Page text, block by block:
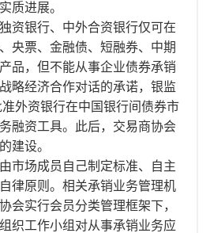
质进展。
资银行、中外合资银行仅可在
央票、金融债、短融券、中期
品，但不能从事企业债券承销
略经济合作对话的承诺，银监
外资银行在中国银行间债券市
融资工具。此后，交易商协会
建设。
市场成员自己制定标准、自主
律原则。相关承销业务管理机
会实行会员分类管理框架下，
织工作小组对从事承销业务应